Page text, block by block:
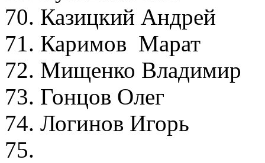
70. Казицкий
71. Каримов
72. Мищенко
73. Гонцов Олег
74. Логинов
75.